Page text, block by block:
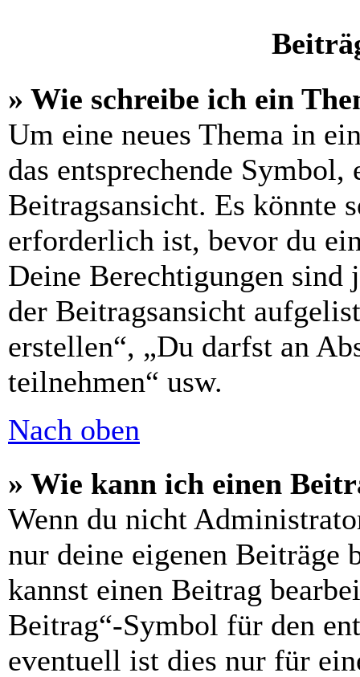
» Wie schreibe ich ein
Um eine neues Thema in
das entsprechende
Beitragsansicht. Es könnte
erforderlich ist, bevor du
Deine Berechtigungen sind
der Beitragsansicht
erstellen“, „Du darfst an
teilnehmen“ usw.
Nach oben
» Wie kann ich einen
Wenn du nicht
nur deine eigenen Beiträge
kannst einen Beitrag
Beitrag“-Symbol für den
eventuell ist dies nur für